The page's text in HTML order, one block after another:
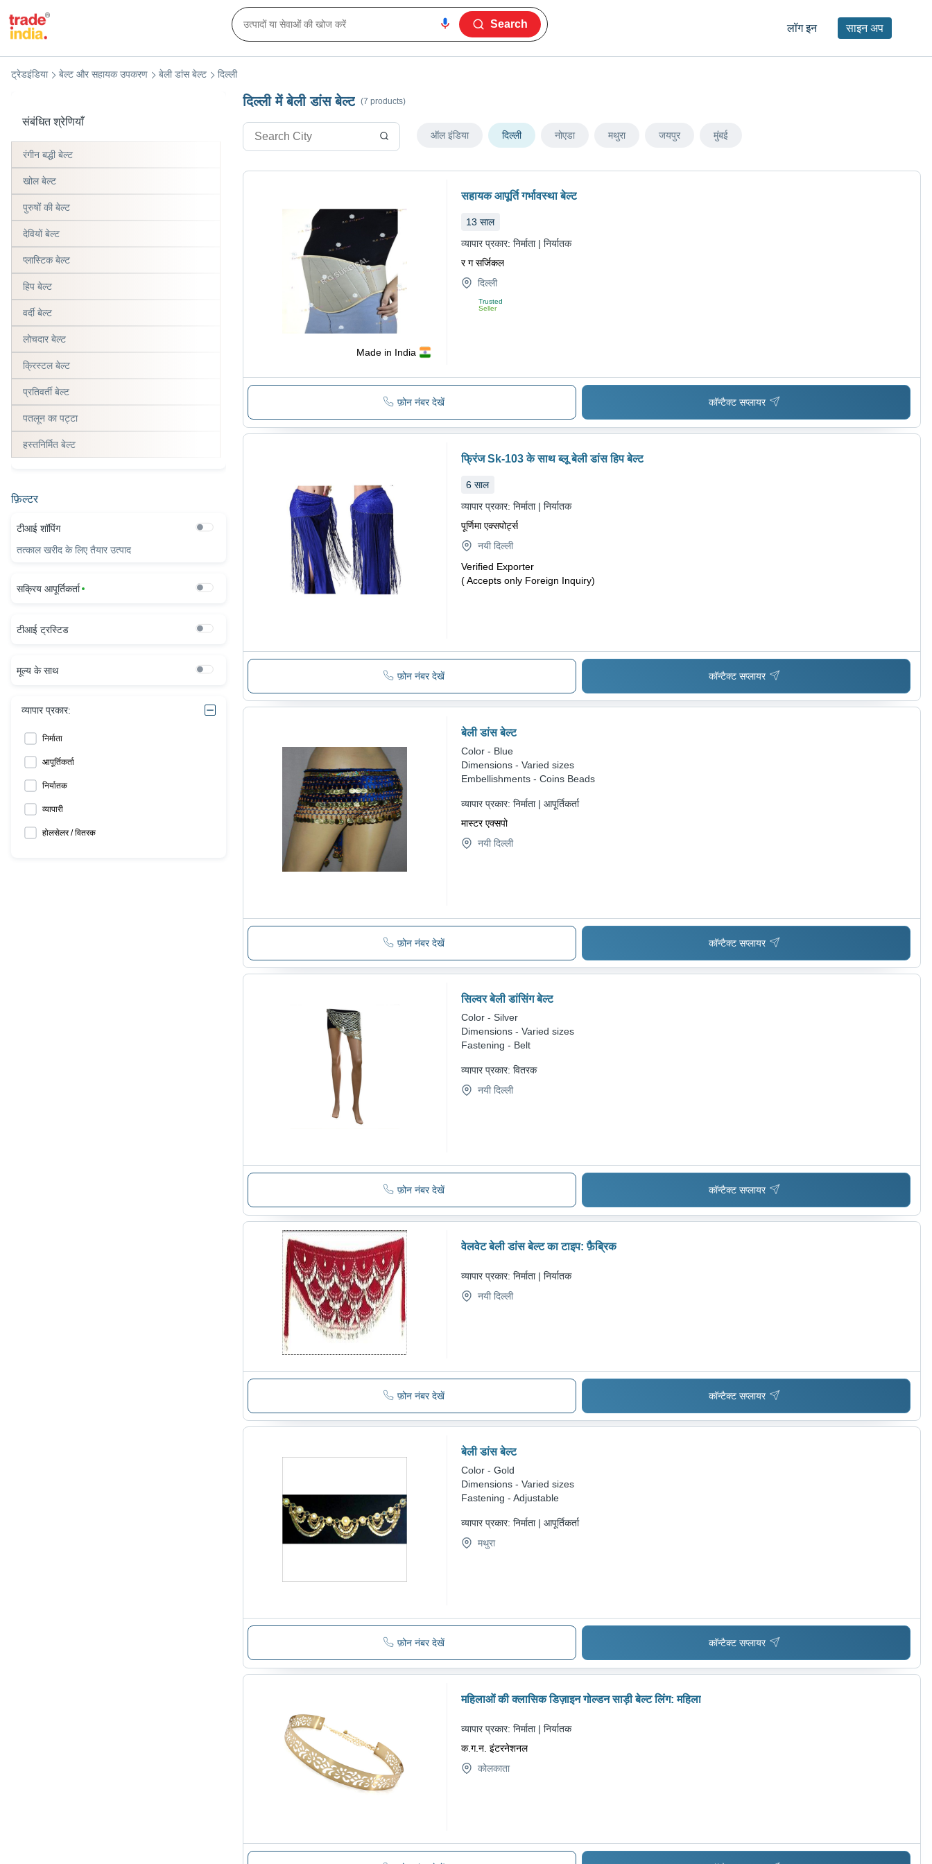
लॉग इन साइन अप
Search
दिल्ली में बेली डांस बेल्ट (7 products)
ऑल इंडिया दिल्ली नोएडा मथुरा जयपुर मुंबई
Made in India
सहायक आपूर्ति गर्भावस्था बेल्ट
13 साल
व्यापार प्रकार: निर्माता | निर्यातक
र ग सर्जिकल
दिल्ली
Trusted
Seller
फ़ोन नंबर देखें कॉन्टैक्ट सप्लायर
फ्रिंज Sk-103 के साथ ब्लू बेली डांस हिप बेल्ट
6 साल
व्यापार प्रकार: निर्माता | निर्यातक
पूर्णिमा एक्सपोर्ट्स
नयी दिल्ली
Verified Exporter
( Accepts only Foreign Inquiry)
फ़ोन नंबर देखें कॉन्टैक्ट सप्लायर
बेली डांस बेल्ट
Color - Blue
Dimensions - Varied sizes
Embellishments - Coins Beads
व्यापार प्रकार: निर्माता | आपूर्तिकर्ता
मास्टर एक्सपो
नयी दिल्ली
फ़ोन नंबर देखें कॉन्टैक्ट सप्लायर
सिल्वर बेली डांसिंग बेल्ट
Color - Silver
Dimensions - Varied sizes
Fastening - Belt
व्यापार प्रकार: वितरक
नयी दिल्ली
फ़ोन नंबर देखें कॉन्टैक्ट सप्लायर
वेलवेट बेली डांस बेल्ट का टाइप: फ़ैब्रिक
व्यापार प्रकार: निर्माता | निर्यातक
नयी दिल्ली
फ़ोन नंबर देखें कॉन्टैक्ट सप्लायर
बेली डांस बेल्ट
Color - Gold
Dimensions - Varied sizes
Fastening - Adjustable
व्यापार प्रकार: निर्माता | आपूर्तिकर्ता
मथुरा
फ़ोन नंबर देखें कॉन्टैक्ट सप्लायर
महिलाओं की क्लासिक डिज़ाइन गोल्डन साड़ी बेल्ट लिंग: महिला
व्यापार प्रकार: निर्माता | निर्यातक
क.ग.न. इंटरनेशनल
कोलकाता
संबंधित श्रेणियाँ
रंगीन बद्धी बेल्ट
खोल बेल्ट
पुरुषों की बेल्ट
देवियों बेल्ट
प्लास्टिक बेल्ट
हिप बेल्ट
वर्दी बेल्ट
लोचदार बेल्ट
क्रिस्टल बेल्ट
प्रतिवर्ती बेल्ट
पतलून का पट्टा
हस्तनिर्मित बेल्ट
फ़िल्टर
टीआई शॉपिंग
तत्काल खरीद के लिए तैयार उत्पाद
सक्रिय आपूर्तिकर्ता
टीआई ट्रस्टिड
मूल्य के साथ
व्यापार प्रकार:
निर्माता
आपूर्तिकर्ता
निर्यातक
व्यापारी
होलसेलर / वितरक
ट्रेडइंडिया बेल्ट और सहायक उपकरण बेली डांस बेल्ट दिल्ली